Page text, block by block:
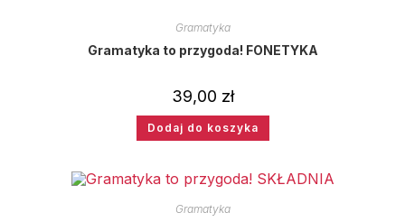
Gramatyka
Gramatyka to przygoda! FONETYKA
39,00 zł
Dodaj do koszyka
Gramatyka